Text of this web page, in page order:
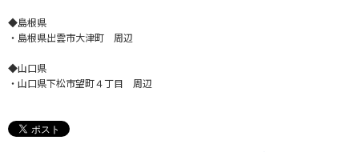
◆島根県
・島根県出雲市大津町 周辺
◆山口県
・山口県下松市望町４丁目 周辺